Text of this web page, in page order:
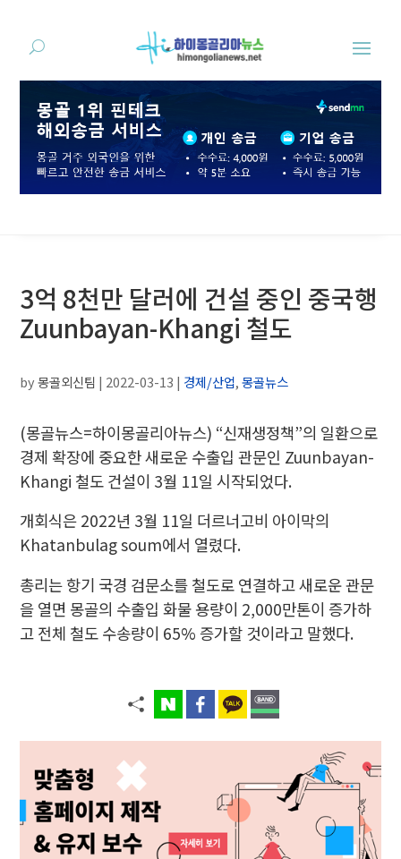
3억 8천만 달러에 건설 중인 중국행
Zuunbayan-Khangi 철도
by몽골외신팀 | 2022-03-13 | 경제/산업,몽골뉴스
(몽골뉴스=하이몽골리아뉴스) “신재생정책”의 일환으로
경제 확장에 중요한 새로운 수출입 관문인 Zuunbayan-
Khangi 철도 건설이 3월 11일 시작되었다.
개회식은 2022년 3월 11일 더르너고비 아이막의
Khatanbulag soum에서 열렸다.
총리는 항기 국경 검문소를 철도로 연결하고 새로운 관문
을 열면 몽골의 수출입 화물 용량이 2,000만톤이 증가하
고 전체 철도 수송량이 65% 증가할 것이라고 말했다.